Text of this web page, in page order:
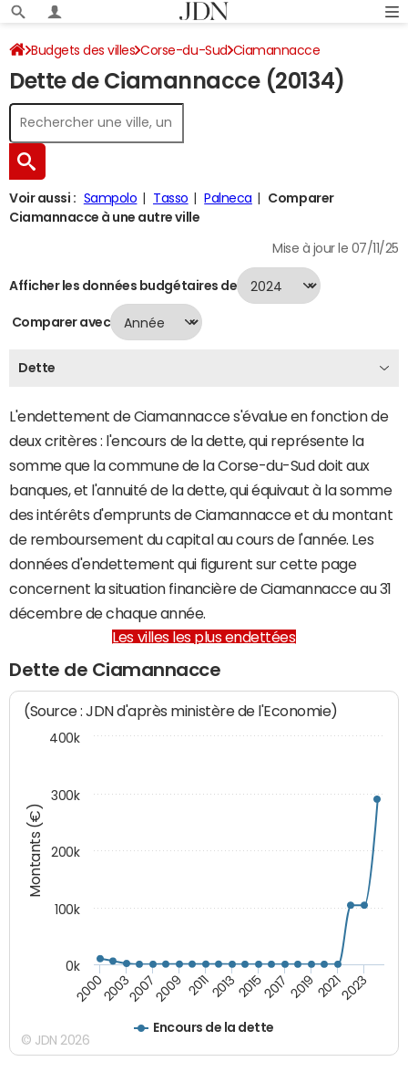
Budgets des villes Corse-du-Sud Ciamannacce
Dette au 31/12/2024
Dette de Ciamannacce (20134)
Voir aussi : Sampolo Tasso Palneca
Comparer
Ciamannacce à une autre ville
Mise à jour le 07/11/25
Afficher les données budgétaires de
Comparer avec
Dette
L'endettement de Ciamannacce s'évalue en fonction de
deux critères : l'encours de la dette, qui représente la
somme que la commune de la Corse-du-Sud doit aux
banques, et l'annuité de la dette, qui équivaut à la somme
des intérêts d'emprunts de Ciamannacce et du montant
de remboursement du capital au cours de l'année. Les
données d'endettement qui figurent sur cette page
concernent la situation financière de Ciamannacce au 31
décembre de chaque année.
Les villes les plus endettées
Dette de Ciamannacce
Montants (€)
(Source : JDN d'après ministère de l'Economie)
Encours de la dette
2000200320072009 2011201320152017201920212023
0k
100k
200k
300k
400k
© JDN 2026